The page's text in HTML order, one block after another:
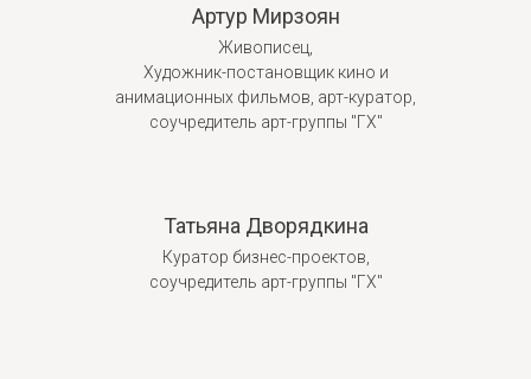
Артур Мирзоян
Живописец,
Художник-постановщик кино и
анимационных фильмов, арт-куратор,
соучредитель арт-группы "ГХ"
Татьяна Дворядкина
Куратор бизнес-проектов,
соучредитель арт-группы "ГХ"